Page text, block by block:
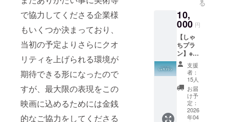
で協力してくださる企業様
もいくつか決まっており、
当初の予定よりさらにクオ
リティを上げられる環境が
期待できる形になったので
すが、最大限の表現をこの
映画に込めるためには金銭
的なご協力をしてくださる
りま
す。）
掲載は
不可 ・
文字サ
イズ：
小 ・支
援時、
必ず備
考欄に
希望さ
れるお
名前を
ご記入
くださ
につい
て ・映
画内の
エンド
ロール
にて、
支援者
様のお
名前
（ニッ
クネー
ム）を
掲載し
ます。
る
10,
000 円
【しゃ
ちプラ
ン】※本
編映像
URL付
き ◯エ
ンド
ロール
（中）&
グッズ1
点（ク
支援
者：
15人
お届
け予
定：
2026
年04